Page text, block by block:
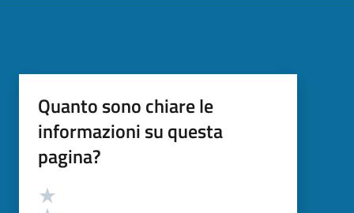
Quanto sono chiare le
informazioni su questa
pagina?
Valutazione